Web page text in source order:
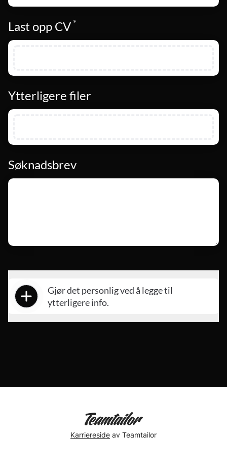
Last opp CV *
Ytterligere filer
Søknadsbrev
Velg
Gjør det personlig ved å legge til
ytterligere info.
Karriereside av Teamtailor